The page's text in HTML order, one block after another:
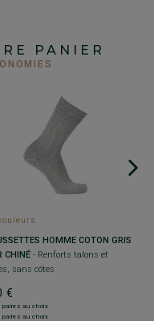
PANIER
HOMME COTON GRIS
CHINÉ - Renforts talons et
sans côtes
€
paires au choix
paires au choix